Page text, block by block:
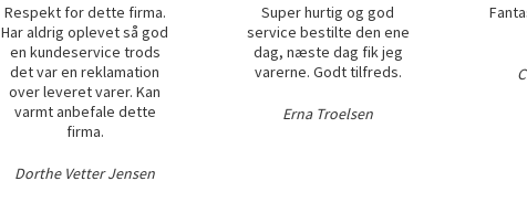
Respekt for dette firma.
Har aldrig oplevet så god
en kundeservice trods
det var en reklamation
over leveret varer. Kan
varmt anbefale dette
firma.
Dorthe Vetter Jensen
Super hurtig og god
service bestilte den ene
dag, næste dag fik jeg
varerne. Godt tilfreds.
Erna Troelsen